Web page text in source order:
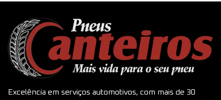
Excelência em serviços automotivos, com mais de 30